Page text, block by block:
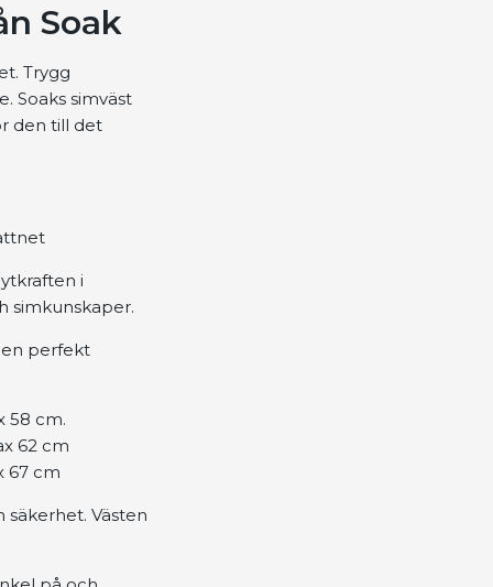
Soak
Trygg
Soaks simväst
den till det
i
simkunskaper.
en perfekt
58 cm.
62 cm
67 cm
Västen